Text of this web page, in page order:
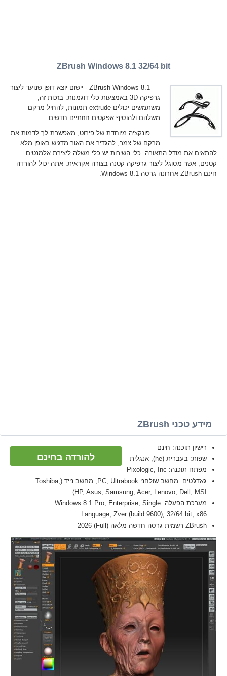
ZBrush Windows 8.1 32/64 bit
ZBrush Windows 8.1 - יישום יוצא דופן שנועד ליצור
גרפיקה 3D באמצעות כלי דוגמנות. בזכות זה,
משתמשים יכולים extrude תמונות, להחיל מרקם
משלהם ולהוסיף אפקטים חזותיים חדשים.
פונקציה מיוחדת של פירוט, מאפשרת לך לדמות את
מרקם של צמר, להגדיר את האור מדגיש באופן מלא
להתאים את מודל התאורה. כלי השירות יש כלי משלה ליצירת אלמנטים
קטנים, אשר מסוגל ליצור גרפיקה קטנה בצורה אקראית. אתה יכול להורדה
חינם ZBrush אחרונה גרסה Windows 8.1.
מידע טכני ZBrush
להורדה בחינם
רישיון תוכנה: חינם
שפות: בעברית (he), אנגלית
מפתח תוכנה: Pixologic, Inc
גאדג'טים: מחשב שולחני PC, Ultrabook, מחשב נייד (Toshiba,
HP, Asus, Samsung, Acer, Lenovo, Dell, MSI)
מערכת הפעלה: Windows 8.1 Pro, Enterprise, Single
Language, Zver (build 9600), 32/64 bit, x86
ZBrush רשמית גרסה חדשה מלאה (Full) 2026